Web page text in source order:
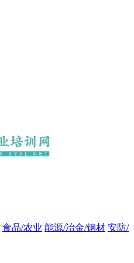
食品/农业 能源/冶金/钢材 安防/